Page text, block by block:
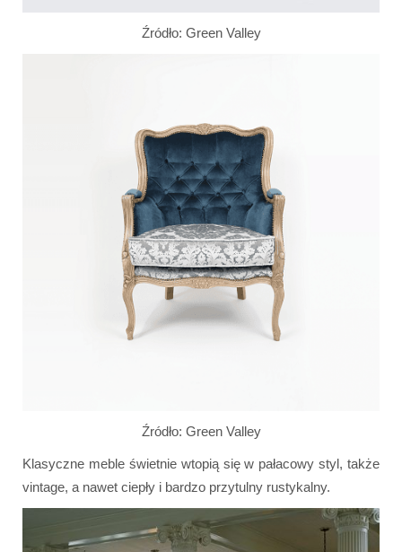
Źródło: Green Valley
Źródło: Green Valley
Klasyczne meble świetnie wtopią się w pałacowy styl, także
vintage, a nawet ciepły i bardzo przytulny rustykalny.